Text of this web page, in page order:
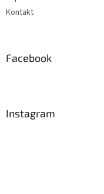
Kontakt
Facebook
Instagram